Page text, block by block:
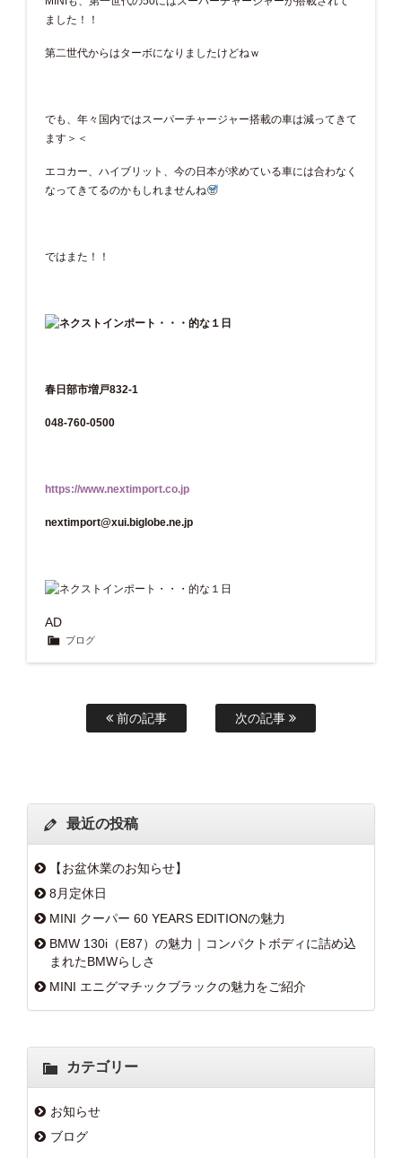
ました！！
第二世代からはターボになりましたけどねｗ
でも、年々国内ではスーパーチャージャー搭載の車は減ってきて
ます＞＜
エコカー、ハイブリット、今の日本が求めている車には合わなく
なってきてるのかもしれませんね
ではまた！！
春日部市増戸832-1
048-760-0500
https://www.nextimport.co.jp
nextimport@xui.biglobe.ne.jp
AD
ブログ
前の記事 次の記事
最近の投稿
【お盆休業のお知らせ】
8月定休日
MINI クーパー 60 YEARS EDITIONの魅力
BMW 130i（E87）の魅力｜コンパクトボディに詰め込
まれたBMWらしさ
MINI エニグマチックブラックの魅力をご紹介
カテゴリー
お知らせ
ブログ